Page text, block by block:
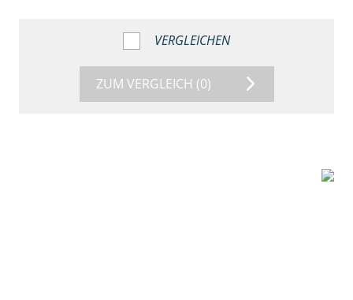
VERGLEICHEN
ZUM VERGLEICH (0)